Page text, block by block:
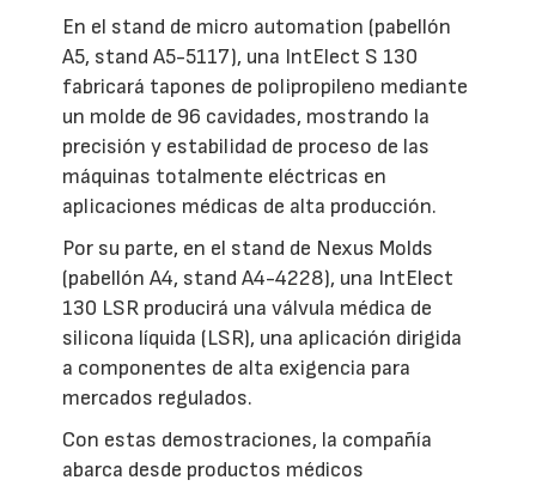
En el stand de micro automation (pabellón
A5, stand A5-5117), una IntElect S 130
fabricará tapones de polipropileno mediante
un molde de 96 cavidades, mostrando la
precisión y estabilidad de proceso de las
máquinas totalmente eléctricas en
aplicaciones médicas de alta producción.
Por su parte, en el stand de Nexus Molds
(pabellón A4, stand A4-4228), una IntElect
130 LSR producirá una válvula médica de
silicona líquida (LSR), una aplicación dirigida
a componentes de alta exigencia para
mercados regulados.
Con estas demostraciones, la compañía
abarca desde productos médicos